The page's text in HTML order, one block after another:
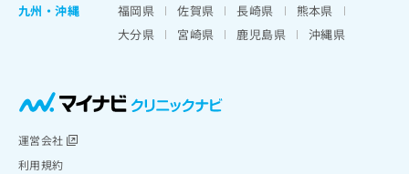
九州・沖縄
福岡県 佐賀県 長崎県
熊本県
大分県
宮崎県 鹿児島県 沖縄県
運営会社
利用規約